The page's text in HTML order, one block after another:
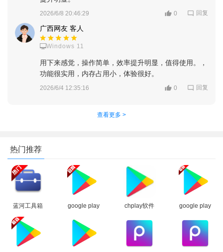
2、然后设置一些功能参数
2026/6/8 20:46:29 0 回复
广西网友 客人
Windows 11
用下来感觉，操作简单，效率提升明显，值得使用。，
功能很实用，内存占用小，体验很好。
2026/6/4 12:35:16 0 回复
查看更多 >
热门推荐
蓝河工具箱
官方下载
2026最新版
google play
方版
chplay软件
apk(Google
Play 商店)
google play
方安卓版